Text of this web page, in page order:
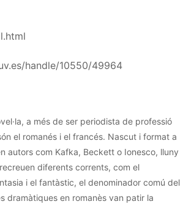
handle/10550/49964
a més de ser periodista de professió
el romanés i el francés. Nascut i format a
autors com Kafka, Beckett o Ionesco, lluny
diferents corrents, com el
i el fantàstic, el denominador comú del
dramàtiques en romanès van patir la